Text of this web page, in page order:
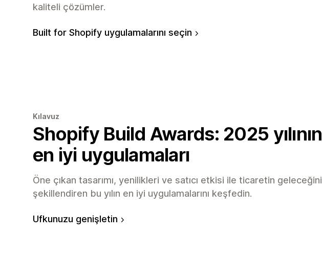
kaliteli çözümler.
Built for Shopify uygulamalarını seçin
Kılavuz
Shopify Build Awards: 2025 yılının
en iyi uygulamaları
Öne çıkan tasarımı, yenilikleri ve satıcı etkisi ile ticaretin geleceğini
şekillendiren bu yılın en iyi uygulamalarını keşfedin.
Ufkunuzu genişletin